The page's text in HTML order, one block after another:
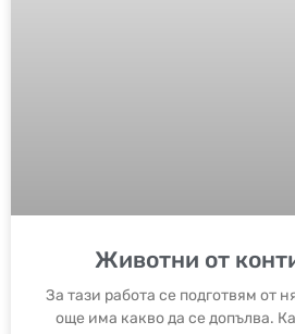
Животни от
За тази работа се подготвям от
още има какво да се допълва.